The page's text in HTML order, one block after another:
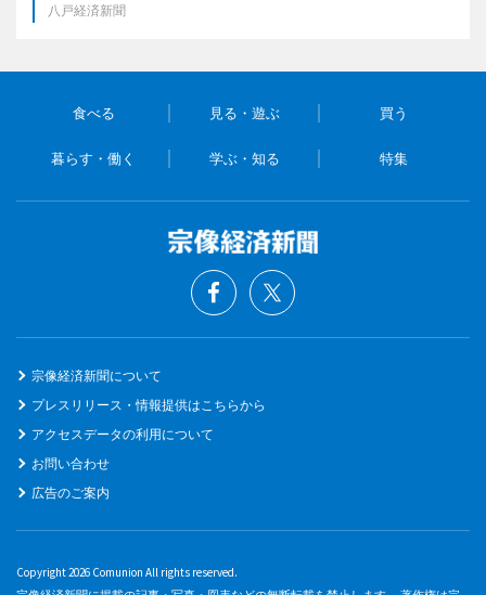
八戸経済新聞
食べる 見る・遊ぶ 買う
暮らす・働く 学ぶ・知る 特集
宗像経済新聞について
プレスリリース・情報提供はこちらから
アクセスデータの利用について
お問い合わせ
広告のご案内
Copyright 2026 Comunion All rights reserved.